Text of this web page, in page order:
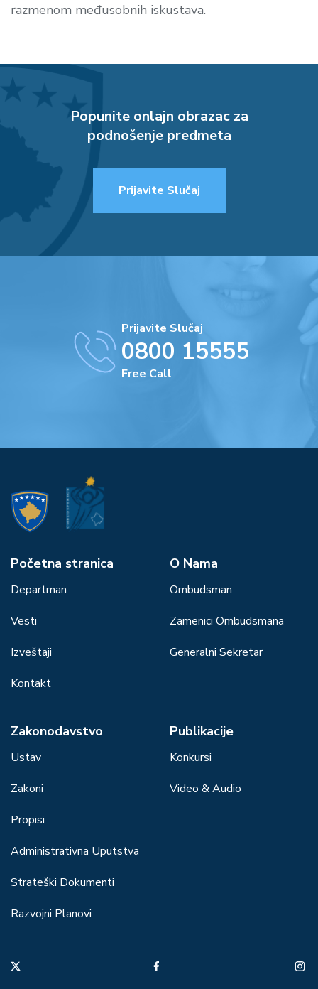
razmenom međusobnih iskustava.
Popunite onlajn obrazac za
podnošenje predmeta
Prijavite Slučaj
Prijavite Slučaj
0800 15555
Free Call
Početna stranica
Departman
Vesti
Izveštaji
Kontakt
О Nama
Ombudsman
Zamenici Ombudsmana
Generalni Sekretar
Zakonodavstvo
Ustav
Zakoni
Propisi
Administrativna Uputstva
Strateški Dokumenti
Razvojni Planovi
Publikacije
Konkursi
Video & Audio